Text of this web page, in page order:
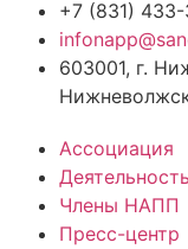
+7 (831)
603001, г.
Ассоциация
Деятельность
Члены НАПП
Пресс-центр